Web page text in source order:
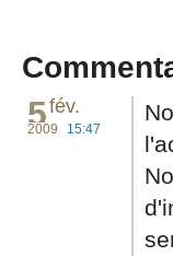
5fév.
2009 15:47